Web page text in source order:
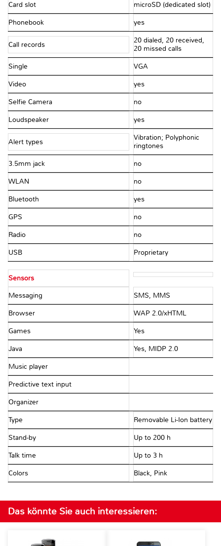
Card slot microSD (dedicated slot)
Phonebook yes
Call records
20 dialed, 20 received,
20 missed calls
Single VGA
Video yes
Selfie Camera no
Loudspeaker yes
Alert types
Vibration; Polyphonic
ringtones
3.5mm jack no
WLAN no
Bluetooth yes
GPS no
Radio no
USB Proprietary
Sensors
Messaging SMS, MMS
Browser WAP 2.0/xHTML
Games Yes
Java Yes, MIDP 2.0
Music player
Predictive text input
Organizer
Type Removable Li-Ion battery
Stand-by Up to 200 h
Talk time Up to 3 h
Colors Black, Pink
Das könnte Sie auch interessieren: